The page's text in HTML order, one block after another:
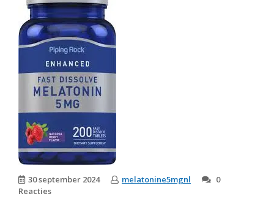
30 september 2024 melatonine5mgnl
0
Reacties